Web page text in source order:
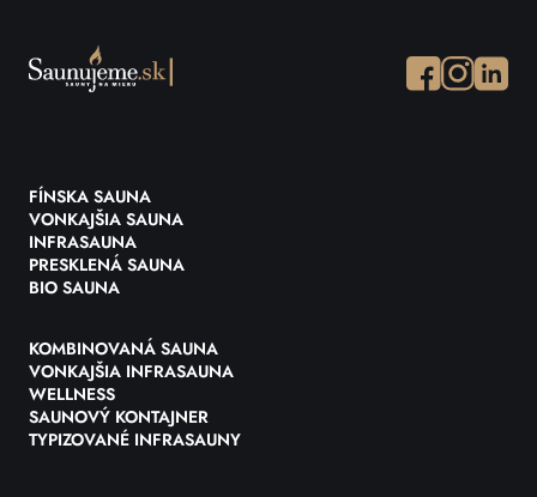
Facebook
Instagram
FÍNSKA SAUNA
VONKAJŠIA SAUNA
INFRASAUNA
PRESKLENÁ SAUNA
BIO SAUNA
KOMBINOVANÁ SAUNA
VONKAJŠIA INFRASAUNA
WELLNESS
SAUNOVÝ KONTAJNER
TYPIZOVANÉ INFRASAUNY